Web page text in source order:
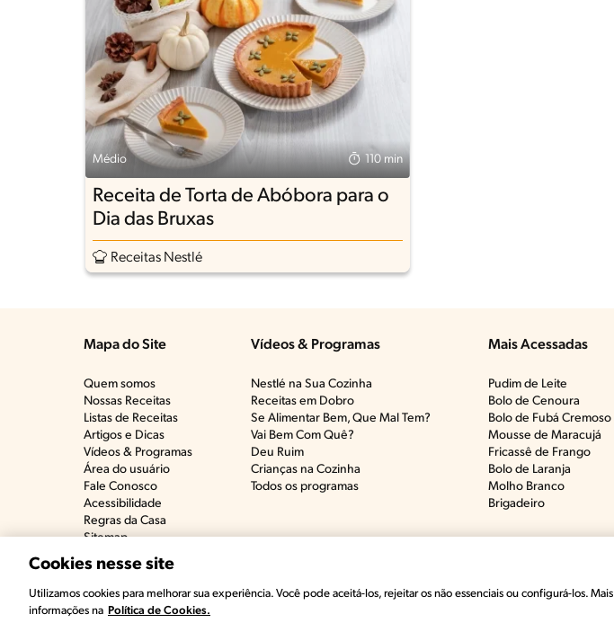
Médio 110 min
Receita de Torta de Abóbora para o
Dia das Bruxas
Receitas Nestlé
Mapa do Site
Quem somos
Nossas Receitas
Listas de Receitas​
Artigos e Dicas​
Vídeos & Programas​
Área do usuário
Fale Conosco
Acessibilidade
Regras da Casa
Sitemap
Vídeos & Programas​
Nestlé na Sua Cozinha
Receitas em Dobro
Se Alimentar Bem, Que Mal Tem?​
Vai Bem Com Quê?​
Deu Ruim​
Crianças na Cozinha​
Todos os programas
Mais Acessadas
Pudim de Leite
Bolo de Cenoura
Bolo de Fubá Cremoso
Mousse de Maracujá
Fricassê de Frango
Bolo de Laranja
Molho Branco
Brigadeiro
©2022, Nestlé. Marcas registradas por Societé des Produits Nestlé, S.A. Vevey (Suiza)
Cookies nesse site
Utilizamos cookies para melhorar sua experiência. Você pode aceitá-los, rejeitar os não essenciais ou configurá-los. Mais
informações na Política de Cookies.